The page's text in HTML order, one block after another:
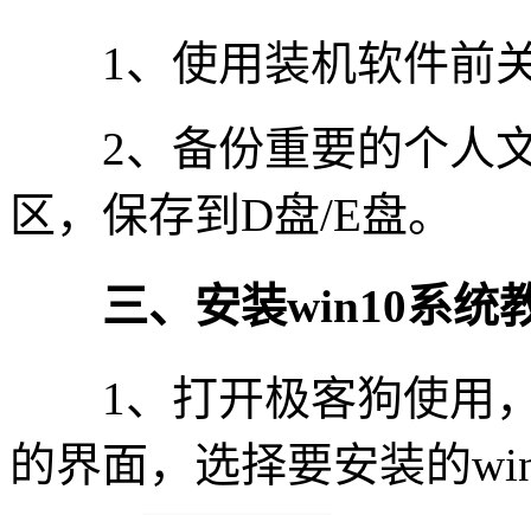
1、使用装机软件前
2、备份重要的个人文
区，保存到D盘/E盘。
三、安装win10系统
1、打开极客狗使用，
的界面，选择要安装的